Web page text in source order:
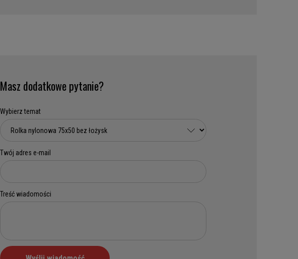
Masz dodatkowe pytanie?